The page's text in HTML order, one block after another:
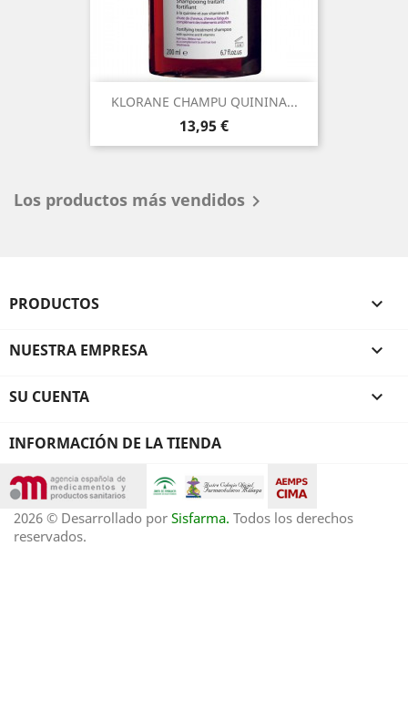
KLORANE CHAMPU QUININA...
Precio
13,95 €
Los productos más vendidos 
PRODUCTOS 
NUESTRA EMPRESA 
SU CUENTA 
INFORMACIÓN DE LA TIENDA
2026 © Desarrollado por Sisfarma. Todos los derechos
reservados.